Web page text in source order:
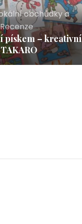
obchůdky a
Recenze
pískem – kreativní